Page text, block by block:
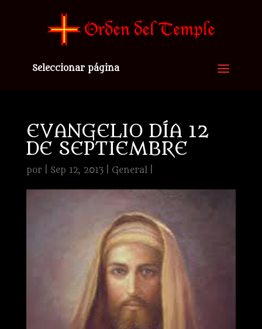
Seleccionar página
EVANGELIO DÍA 12
DE SEPTIEMBRE
por Sep 12, 2013| General|